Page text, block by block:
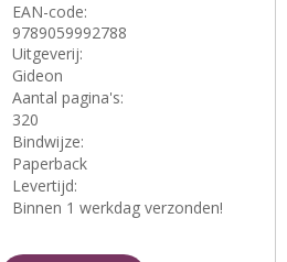
EAN-code:
9789059992788
Uitgeverij:
Gideon
Aantal pagina's:
320
Bindwijze:
Paperback
Levertijd:
Binnen 1 werkdag verzonden!